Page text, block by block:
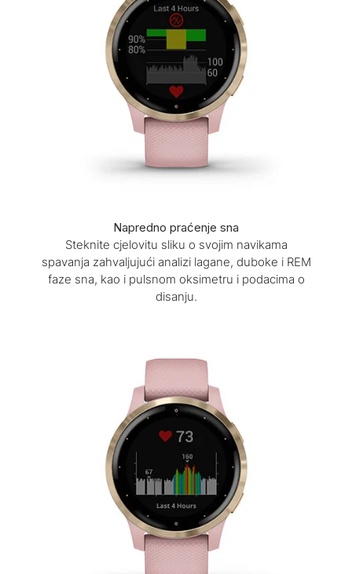
Napredno praćenje sna
Steknite cjelovitu sliku o svojim navikama
spavanja zahvaljujući analizi lagane, duboke i REM
faze sna, kao i pulsnom oksimetru i podacima o
disanju.